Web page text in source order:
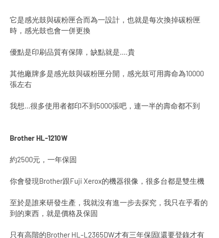
它是感光鼓與碳粉匣合而為一設計，也就是每次換掉碳粉匣
時，感光鼓也會一併更換
優點是印刷品質有保障，缺點就是....貴
其他廠牌多是感光鼓與碳粉匣分開，感光鼓可用壽命為10000
張左右
我想...很多使用者都印不到5000張吧，連一半的壽命都不到
Brother HL-1210W
約2500元，一年保固
你會發現Brother跟Fuji Xerox的機器很像，很多台都是雙生機
至於是誰來研發生產，我就沒有進一步去探究，我只在乎看的
到的東西，就是價格及保固
只有高階的Brother HL-L2365DW才有三年保固(還要登錄才有